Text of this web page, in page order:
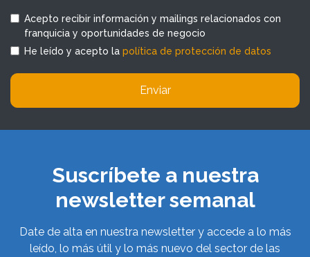
Acepto recibir información y mailings relacionados con
franquicia y oportunidades de negocio
He leído y acepto la política de protección de datos
Enviar
Suscríbete a nuestra
newsletter semanal
Date de alta en nuestra newsletter y accede a lo más
leído, lo más útil y lo más nuevo del sector de las